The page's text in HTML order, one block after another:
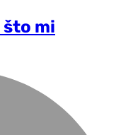
mi